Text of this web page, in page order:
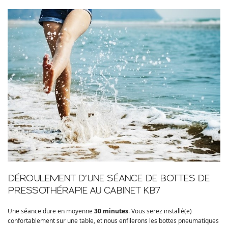
DÉROULEMENT D’UNE SÉANCE DE BOTTES DE
PRESSOTHÉRAPIE AU CABINET KB7
Une séance dure en moyenne 30 minutes. Vous serez installé(e)
confortablement sur une table, et nous enfilerons les bottes pneumatiques